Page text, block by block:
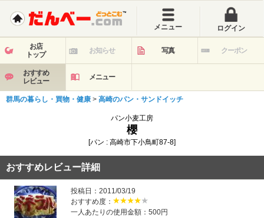
メニュー ログイン
お店
トップ
お知らせ 写真 クーポン
おすすめ
レビュー
メニュー
群馬の暮らし・買物・健康 > 高崎のパン・サンドイッチ
パン小麦工房
櫻
[パン : 高崎市下小鳥町87-8]
おすすめレビュー詳細
投稿日：2011/03/19
おすすめ度：
一人あたりの使用金額：500円